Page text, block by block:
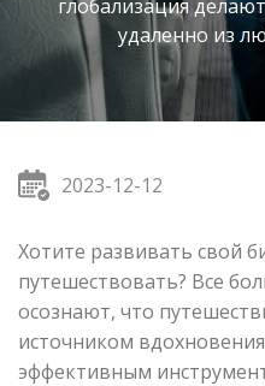
глобализация
удаленно из
2023-12-12
Хотите развивать свой
путешествовать? Все
осознают, что
источником
эффективным